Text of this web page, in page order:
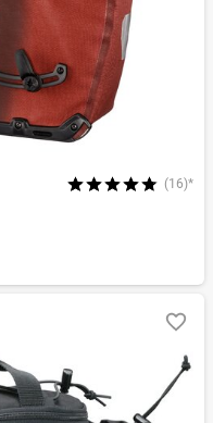
(16)*